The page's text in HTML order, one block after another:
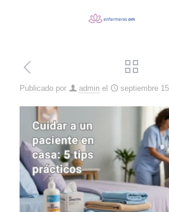
Publicado por admin el septiembre